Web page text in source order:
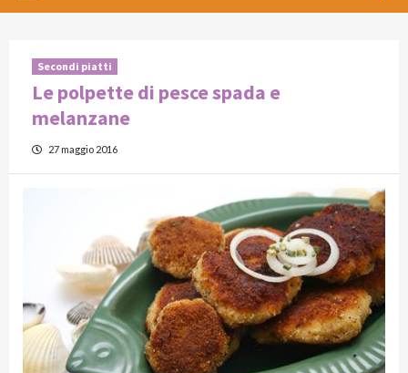
Secondi piatti
Le polpette di pesce spada e
melanzane
27 maggio 2016